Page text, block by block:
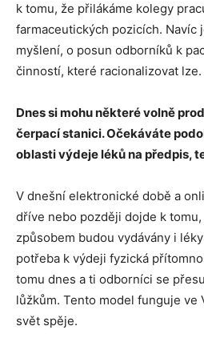
k tomu, že přilákáme kolegy
farmaceutických pozicích. Navíc
myšlení, o posun odborníků k
činností, které racionalizovat lze.
Dnes si mohu některé volně
čerpací stanici. Očekáváte
oblasti výdeje léků na předpis,
V dnešní elektronické době a
dříve nebo později dojde k
způsobem budou vydávány i
potřeba k výdeji fyzická
tomu dnes a ti odborníci se
lůžkům. Tento model funguje ve
svět spěje.